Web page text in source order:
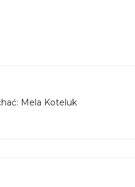
Mela Koteluk